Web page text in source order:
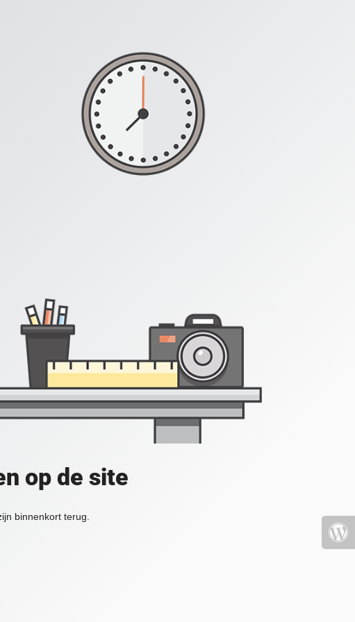
op de site
binnenkort terug.